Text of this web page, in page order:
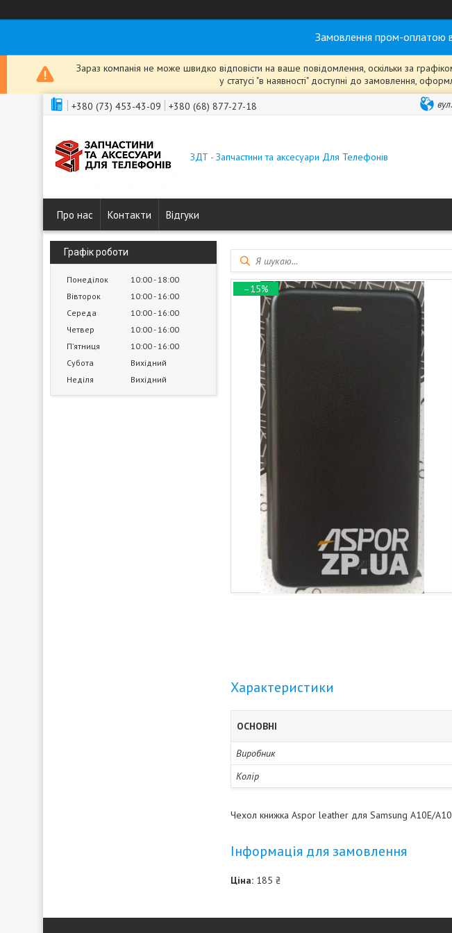
Замовлення пром-оплатою
Зараз компанія не може швидко відповісти на ваше повідомлення, оскільки за
у статусі "в наявності" доступні до замовлення,
+380 (73) 453-43-09 +380 (68) 877-27-18
ЗДТ - Запчастини та аксесуари Для Телефонів
Про нас Контакти Відгуки
Графік роботи
Понеділок 10:00 18:00
Вівторок
10:00 16:00
Середа
10:00 16:00
Четвер
10:00 16:00
Пʼятниця
10:00 16:00
Субота
Вихідний
Неділя
Вихідний
–15%
Характеристики
ОСНОВНІ
Виробник
Колір
Чехол книжка Aspor leather для Samsung A10E/
Інформація для замовлення
Ціна: 185 ₴